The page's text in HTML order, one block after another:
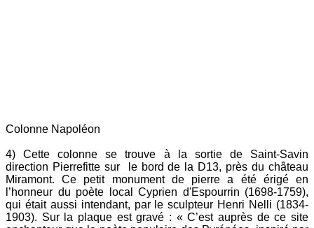
Colonne Napoléon
4) Cette colonne se trouve à la sortie de Saint-Savin
direction Pierrefitte sur le bord de la D13, près du château
Miramont. Ce petit monument de pierre a été érigé en
l’honneur du poète local Cyprien d'Espourrin (1698-1759),
qui était aussi intendant, par le sculpteur Henri Nelli (1834-
1903). Sur la plaque est gravé : « C’est auprès de ce site